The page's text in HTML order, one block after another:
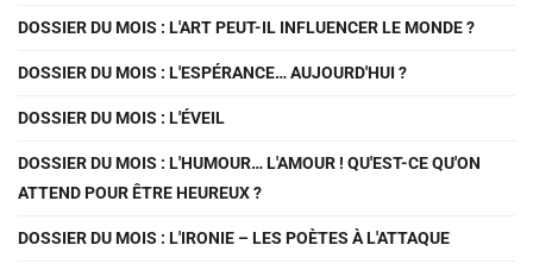
DOSSIER DU MOIS : L'ART PEUT-IL INFLUENCER LE MONDE ?
DOSSIER DU MOIS : L'ESPÉRANCE… AUJOURD'HUI ?
DOSSIER DU MOIS : L'ÉVEIL
DOSSIER DU MOIS : L'HUMOUR… L'AMOUR ! QU'EST-CE QU'ON
ATTEND POUR ÊTRE HEUREUX ?
DOSSIER DU MOIS : L'IRONIE – LES POÈTES À L'ATTAQUE